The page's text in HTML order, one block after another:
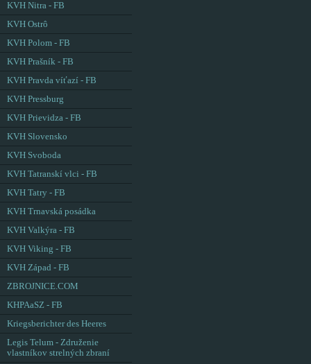
KVH Nitra - FB
KVH Ostrô
KVH Polom - FB
KVH Prašník - FB
KVH Pravda víťazí - FB
KVH Pressburg
KVH Prievidza - FB
KVH Slovensko
KVH Svoboda
KVH Tatranskí vlci - FB
KVH Tatry - FB
KVH Trnavská posádka
KVH Valkýra - FB
KVH Viking - FB
KVH Západ - FB
ZBROJNICE.COM
KHPAaSZ - FB
Kriegsberichter des Heeres
Legis Telum - Združenie
vlastníkov strelných zbraní